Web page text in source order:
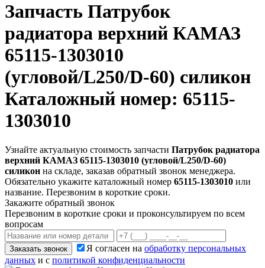
Запчасть Патрубок
радиатора верхний КАМАЗ
65115-1303010
(угловой/L250/D-60) силикон
Каталожный номер: 65115-
1303010
Узнайте актуальную стоимость запчасти Патрубок радиатора
верхний КАМАЗ 65115-1303010 (угловой/L250/D-60)
силикон на складе, заказав обратный звонок менеджера.
Обязательно укажите каталожный номер 65115-1303010 или
название. Перезвоним в короткие сроки.
Закажите обратный звонок
Перезвоним в короткие сроки и проконсультируем по всем
вопросам
Заказать звонок Я согласен на обработку персональных
данных и с политикой конфиденциальности